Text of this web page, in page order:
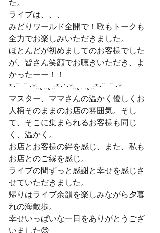
た。
ライブは、、、
みどりワールド全開で！歌もトークも
全力でお楽しみいただきました。
ほとんどが初めましてのお客様でした
が、皆さん笑顔でお聴きいただき、よ
かったーー！！
*･゜ﾟ･*:.｡..｡.:*･’･*:.｡. .｡.:*･゜ﾟ･*
マスター、ママさんの温かく優しくお
人柄そのままのお店の雰囲気。そし
て、そこに集まられるお客様も同じ
く、温かく。
お店とお客様の絆を感じ、また、私も
お店とのご縁を感じ。
ライブの間ずっと感謝と幸せを感じさ
せていただきました。
帰りはライブ余韻を楽しみながら夕暮
れの海散歩。
幸せいっぱいな一日をありがとうござ
いました😊